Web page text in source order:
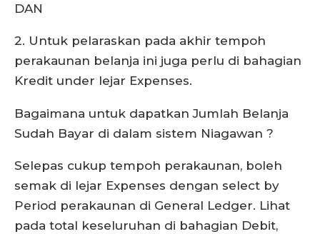
DAN
2. Untuk pelaraskan pada akhir tempoh
perakaunan belanja ini juga perlu di bahagian
Kredit under lejar Expenses.
Bagaimana untuk dapatkan Jumlah Belanja
Sudah Bayar di dalam sistem Niagawan ?
Selepas cukup tempoh perakaunan, boleh
semak di lejar Expenses dengan select by
Period perakaunan di General Ledger. Lihat
pada total keseluruhan di bahagian Debit,